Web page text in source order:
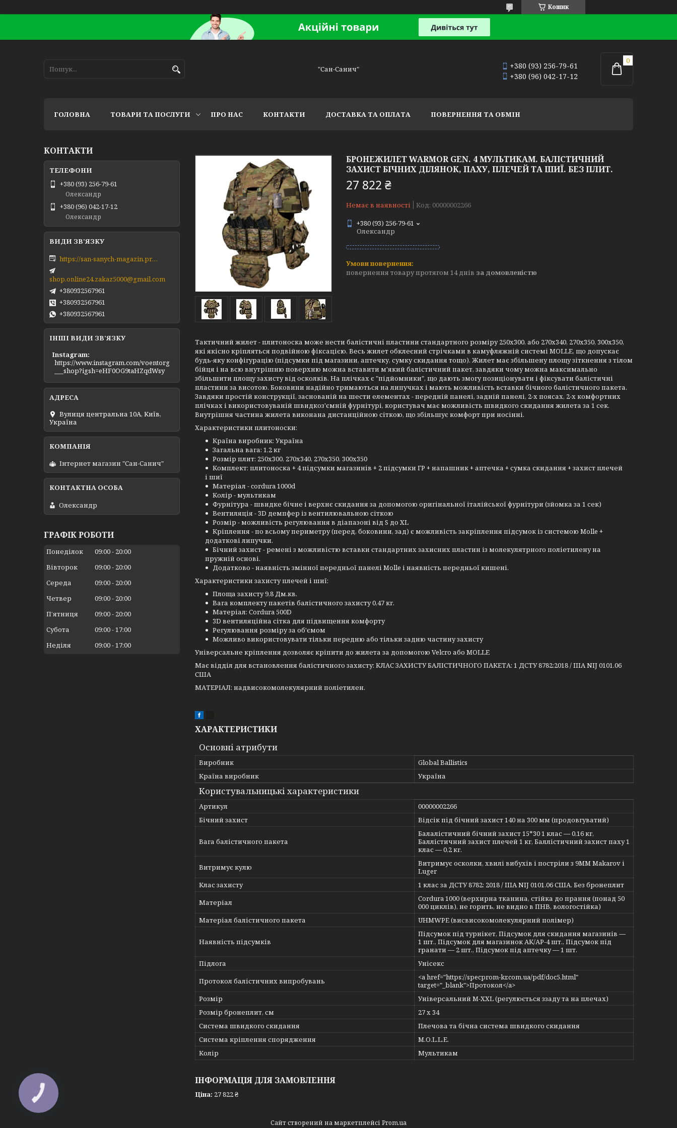
Кошик
"Сан-Санич"
+380 (93) 256-79-61
+380 (96) 042-17-12
ГОЛОВНА ТОВАРИ ТА ПОСЛУГИ ПРО НАС КОНТАКТИ ДОСТАВКА ТА ОПЛАТА ПОВЕРНЕННЯ ТА ОБМІН
БРОНЕЖИЛЕТ WARMOR GEN. 4 МУЛЬТИКАМ. БАЛІСТИЧНИЙ
ЗАХИСТ БІЧНИХ ДІЛЯНОК, ПАХУ, ПЛЕЧЕЙ ТА ШИЇ. БЕЗ ПЛИТ.
27 822 ₴
Немає в наявності Код: 00000002266
+380 (93) 256-79-61
Олександр
повернення товару протягом 14 днів за домовленістю
Тактичний жилет - плитоноска може нести балістичні пластини стандартного розміру 250х300, або 270х340, 270х350, 300х350,
які якісно кріпляться подвійною фіксацією. Весь жилет обклеєний стрічками в камуфляжній системі MOLLE, що допускає
будь-яку конфігурацію (підсумки під магазини, аптечку, сумку скидання тощо). Жилет має збільшену площу зіткнення з тілом
бійця і на всю внутрішню поверхню можна вставити м'який балістичний пакет, завдяки чому можна максимально
збільшити площу захисту від осколків. На плічках є "підйомники", що дають змогу позиціонувати і фіксувати балістичні
пластини за висотою. Боковини надійно тримаються на липучках і мають можливість вставки бічного балістичного пакета.
Завдяки простій конструкції, заснованій на шести елементах - передній панелі, задній панелі, 2-х поясах, 2-х комфортних
плічках і використовуваній швидкоз'ємній фурнітурі, користувач має можливість швидкого скидання жилета за 1 сек.
Внутрішня частина жилета виконана дистанційною сіткою, що збільшує комфорт при носінні.
Характеристики плитоноски:
Країна виробник: Україна
Загальна вага: 1,2 кг
Розмір плит: 250х300, 270х340, 270х350, 300х350
Комплект: плитоноска + 4 підсумки магазинів + 2 підсумки ГР + напашник + аптечка + сумка скидання + захист плечей
і шиї
Матеріал - cordura 1000d
Колір - мультикам
Фурнітура - швидке бічне і верхнє скидання за допомогою оригінальної італійської фурнітури (зйомка за 1 сек)
Вентиляція - 3D демпфер із вентилювальною сіткою
Розмір - можливість регулювання в діапазоні від S до XL
Кріплення - по всьому периметру (перед, боковини, зад) є можливість закріплення підсумок із системою Molle +
додаткові липучки.
Бічний захист - ремені з можливістю вставки стандартних захисних пластин із молекулятрного поліетилену на
пружній основі.
Додатково - наявність змінної передньої панелі Molle і наявність передньої кишені.
Характеристики захисту плечей і шиї:
Площа захисту 9,8 Дм.кв.
Вага комплекту пакетів балістичного захисту 0,47 кг.
Матеріал: Cordura 500D
3D вентиляційна сітка для підвищення комфорту
Регулювання розміру за об'ємом
Можливо використовувати тільки передню або тільки задню частину захисту
Універсальне кріплення дозволяє кріпити до жилета за допомогою Velcro або MOLLE
Має відділ для встановлення балістичного захисту: КЛАС ЗАХИСТУ БАЛІСТИЧНОГО ПАКЕТА: 1 ДСТУ 8782:2018 / IIIA NIJ 0101.06
США
МАТЕРІАЛ: надвисокомолекулярний поліетилен.
ХАРАКТЕРИСТИКИ
Основні атрибути
Виробник
Global Ballistics
Країна виробник
Україна
Користувальницькі характеристики
Артикул
00000002266
Бічний захист
Відсік під бічний захист 140 на 300 мм (продовгуватий)
Вага балістичного пакета
Балалістичний бічний захист 15*30 1 клас — 0,16 кг,
Баллістичний захист плечей 1 кг, Баллістичний захист паху 1
клас — 0,2 кг.
Витримує кулю
Витримує осколки, хвилі вибухів і постріли з 9MM Makarov і
Luger
Клас захисту
1 клас за ДСТУ 8782: 2018 / IIIA NIJ 0101.06 США. Без бронеплит
Матеріал
Cordura 1000 (верхирна тканина, стійка до прання (понад 50
000 циклів), не горить, не видно в ПНВ, вологостійка)
Матеріал балістичного пакета
UHMWPE (висвисокомолекулярний полімер)
Наявність підсумків
Підсумок під турнікет, Підсумок для скидання магазинів —
1 шт., Підсумок для магазинок АК/АР-4 шт., Підсумок під
гранати — 2 шт., Підсумок під аптечку — 1 шт.
Підлога
Унісекс
Протокол балістичних випробувань
<a href="https://specprom-kr.com.ua/pdf/doc5.html"
target="_blank">Протокол</a>
Розмір
Універсальний M-XXL (регулюється ззаду та на плечах)
Розмір бронеплит, см
27 х 34
Система швидкого скидання
Плечова та бічна система швидкого скидання
Система кріплення спорядження
M.O.L.L.E.
Колір
Мультикам
ІНФОРМАЦІЯ ДЛЯ ЗАМОВЛЕННЯ
Ціна: 27 822 ₴
КОНТАКТИ
+380 (93) 256-79-61
Олександр
+380 (96) 042-17-12
Олександр
https://san-sanych-magazin.prom.ua/ua/
shop.online24.zakaz5000@gmail.com
+380932567961
+380932567961
+380932567961
ІНШІ ВИДИ ЗВ'ЯЗКУ
Instagram
https://www.instagram.com/voentorg
___shop?igsh=eHF0OG9taHZqdWsy
Вулиця центральна 10А, Київ,
Україна
Інтернет магазин "Сан-Санич"
Олександр
ГРАФІК РОБОТИ
Понеділок 09:00
20:00
Вівторок
09:00
20:00
Середа
09:00
20:00
Четвер
09:00
20:00
Пʼятниця
09:00
20:00
Субота
09:00 17:00
Неділя
09:00 17:00
Сайт створений на маркетплейсі Prom.ua
КНОПКА
ЗВ'ЯЗКУ